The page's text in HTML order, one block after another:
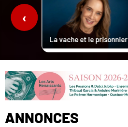
‹
La vache et le prisonnier
ANNONCES